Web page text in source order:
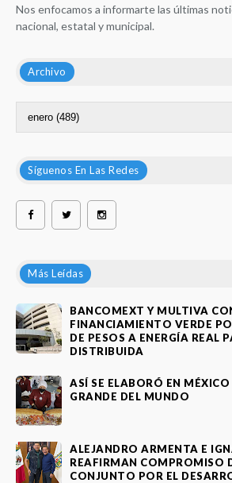
Nos enfocamos a informarte las últimas
nacional, estatal y municipal.
Archivo
Síguenos En Las Redes
Más Leídas
BANCOMEXT Y MULTIVA
FINANCIAMIENTO VERDE
DE PESOS A ENERGÍA REAL
DISTRIBUIDA
ASÍ SE ELABORÓ EN
GRANDE DEL MUNDO
ALEJANDRO ARMENTA E
REAFIRMAN COMPROMISO
CONJUNTO POR EL